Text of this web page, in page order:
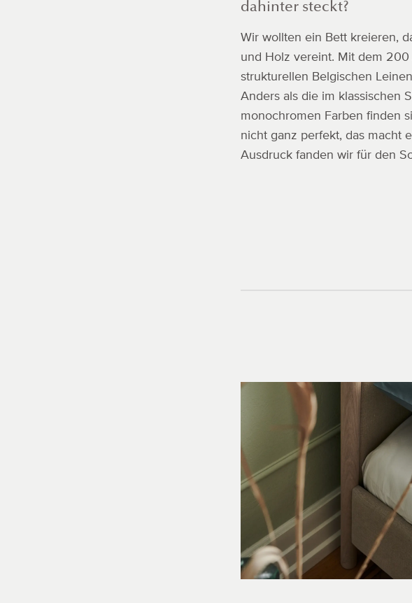
dahinter steckt?
Wir wollten ein Bett kreieren,
und Holz vereint. Mit dem
strukturellen Belgischen
Anders als die im klassischen
monochromen Farben finden
nicht ganz perfekt, das macht
Ausdruck fanden wir für den